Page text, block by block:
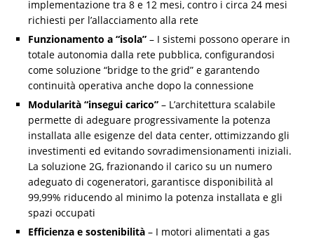
implementazione tra 8 e 12 mesi, contro i circa 24 mesi
richiesti per l’allacciamento alla rete
Funzionamento a “isola” – I sistemi possono operare in
totale autonomia dalla rete pubblica, configurandosi
come soluzione “bridge to the grid” e garantendo
continuità operativa anche dopo la connessione
Modularità “insegui carico” – L’architettura scalabile
permette di adeguare progressivamente la potenza
installata alle esigenze del data center, ottimizzando gli
investimenti ed evitando sovradimensionamenti iniziali.
La soluzione 2G, frazionando il carico su un numero
adeguato di cogeneratori, garantisce disponibilità al
99,99% riducendo al minimo la potenza installata e gli
spazi occupati
Efficienza e sostenibilità – I motori alimentati a gas